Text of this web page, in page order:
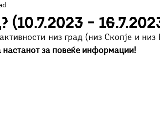
Музика Што има
–
низ град (низ Скопје и
настанот за повеќе информации!